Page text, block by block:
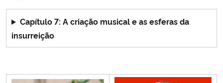
Capítulo 7: A criação musical e as esferas da
insurreição